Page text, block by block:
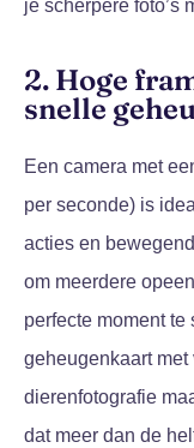
je scherpere foto’s
2. Hoge
snelle
Een camera met
per seconde) is
acties en
om meerdere
perfecte moment
geheugenkaart
dierenfotografie
dat meer dan de